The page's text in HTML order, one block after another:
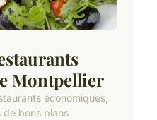
Montpellier
économiques,
de bons plans